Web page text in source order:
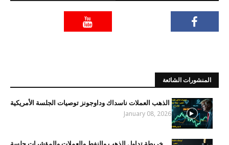
المنشورات الشائعة
الذهب العملات ناسداك وداوجونز توصيات الجلسة الأمريكية
January 08, 2026